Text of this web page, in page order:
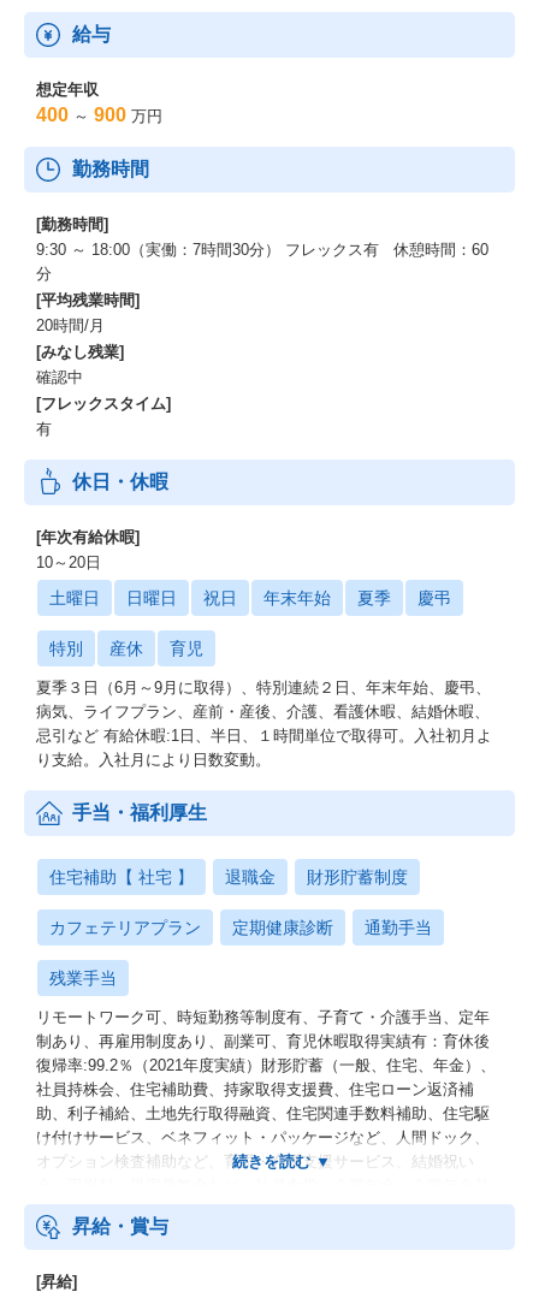
給与
想定年収
400 ～ 900 万円
勤務時間
[勤務時間]
9:30 ～ 18:00（実働：7時間30分） フレックス有 休憩時間：60
分
[平均残業時間]
20時間/月
[みなし残業]
確認中
[フレックスタイム]
有
休日・休暇
[年次有給休暇]
10～20日
土曜日 日曜日 祝日 年末年始 夏季 慶弔
特別 産休 育児
夏季３日（6月～9月に取得）、特別連続２日、年末年始、慶弔、
病気、ライフプラン、産前・産後、介護、看護休暇、結婚休暇、
忌引など 有給休暇:1日、半日、１時間単位で取得可。入社初月よ
り支給。入社月により日数変動。
手当・福利厚生
住宅補助【 社宅 】 退職金 財形貯蓄制度
カフェテリアプラン 定期健康診断 通勤手当
残業手当
リモートワーク可、時短勤務等制度有、子育て・介護手当、定年
制あり、再雇用制度あり、副業可、育児休暇取得実績有：育休後
復帰率:99.2％（2021年度実績）財形貯蓄（一般、住宅、年金）、
社員持株会、住宅補助費、持家取得支援費、住宅ローン返済補
助、利子補給、土地先行取得融資、住宅関連手数料補助、住宅駆
け付けサービス、ベネフィット・パッケージなど、人間ドック、
オプション検査補助など、育児・介護支援サービス、結婚祝い
金、確定拠出年金）、電気通信共済会(個人年金、遺児育英基金)
昇給・賞与
[昇給]